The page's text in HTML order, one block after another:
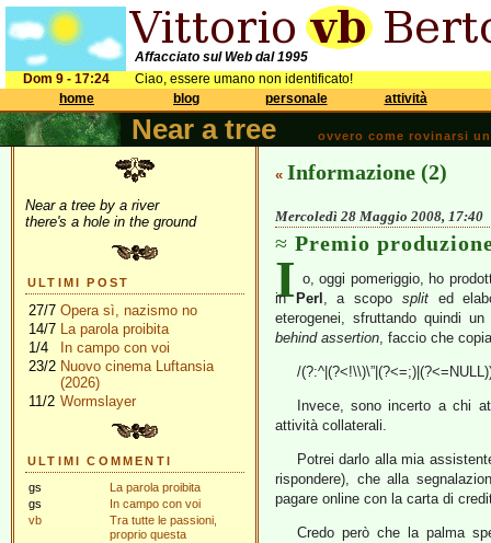
Affacciato sul Web dal 1995
Dom 9 - 17:24
Ciao, essere umano non identificato!
home
blog personale attività
Near a tree ovvero come rovinarsi
Near a tree by a river
there's a hole in the ground
ULTIMI POST
27/7 Opera sì, nazismo no
14/7 La parola proibita
1/4
In campo con voi
23/2 Nuovo cinema Luftansia
(2026)
11/2 Wormslayer
ULTIMI COMMENTI
gs
La parola proibita
gs
In campo con voi
vb
Tra tutte le passioni,
proprio questa
« Informazione (2)
Mercoledì 28 Maggio 2008, 17:40
Premio
I o, oggi pomeriggio, ho
in Perl , a scopo splited
eterogenei, sfruttando quindi
behind assertion, faccio che
/
Invece, sono incerto a chi
attività collaterali.
Potrei darlo alla mia
rispondere), che alla
pagare online con la carta di
Credo però che la palma